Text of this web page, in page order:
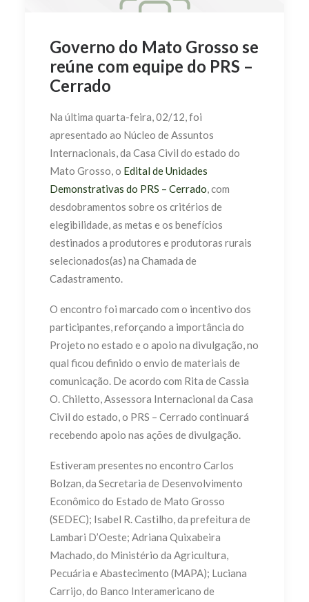
Governo do Mato Grosso se
reúne com equipe do PRS –
Cerrado
Na última quarta-feira, 02/12, foi
apresentado ao Núcleo de Assuntos
Internacionais, da Casa Civil do estado do
Mato Grosso, o Edital de Unidades
Demonstrativas do PRS – Cerrado, com
desdobramentos sobre os critérios de
elegibilidade, as metas e os benefícios
destinados a produtores e produtoras rurais
selecionados(as) na Chamada de
Cadastramento.
O encontro foi marcado com o incentivo dos
participantes, reforçando a importância do
Projeto no estado e o apoio na divulgação, no
qual ficou definido o envio de materiais de
comunicação. De acordo com Rita de Cassia
O. Chiletto, Assessora Internacional da Casa
Civil do estado, o PRS – Cerrado continuará
recebendo apoio nas ações de divulgação.
Estiveram presentes no encontro Carlos
Bolzan, da Secretaria de Desenvolvimento
Econômico do Estado de Mato Grosso
(SEDEC); Isabel R. Castilho, da prefeitura de
Lambari D’Oeste; Adriana Quixabeira
Machado, do Ministério da Agricultura,
Pecuária e Abastecimento (MAPA); Luciana
Carrijo, do Banco Interamericano de